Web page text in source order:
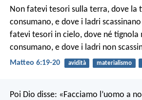
Non fatevi tesori sulla terra, dove la
consumano, e dove i ladri
fatevi tesori in cielo, dove né tignola
consumano, e dove i ladri non
Matteo 6:19-20 avidità materialismo
Poi Dio disse: «Facciamo l’uomo a